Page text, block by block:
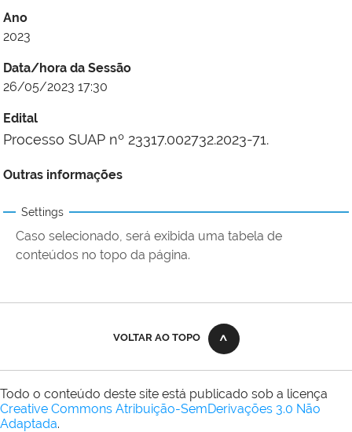
Ano
2023
Data/hora da Sessão
26/05/2023 17:30
Edital
Processo SUAP nº 23317.002732.2023-71.
Outras informações
Settings
Caso selecionado, será exibida uma tabela de
conteúdos no topo da página.
VOLTAR AO TOPO
Todo o conteúdo deste site está publicado sob a licença
Creative Commons Atribuição-SemDerivações 3.0 Não
Adaptada.